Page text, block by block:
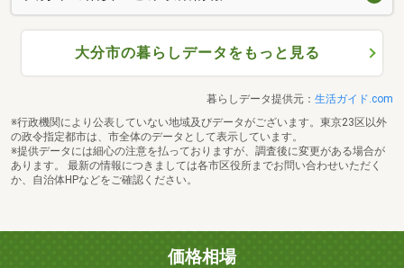
大分市の暮らしデータをもっと見る
暮らしデータ提供元： 生活ガイド.com
※行政機関により公表していない地域及びデータがございます。東京23区以外
の政令指定都市は、市全体のデータとして表示しています。
※提供データには細心の注意を払っておりますが、調査後に変更がある場合が
あります。 最新の情報につきましては各市区役所までお問い合わせいただく
か、自治体HPなどをご確認ください。
価格相場